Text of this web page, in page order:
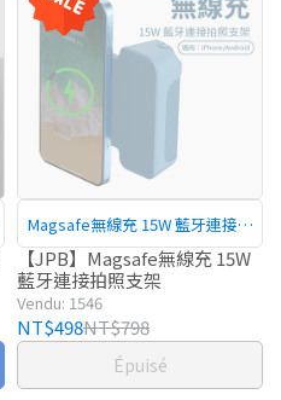
Magsafe無線充 15W 藍牙連接拍
照支架
【JPB】Magsafe無線充 15W
藍牙連接拍照支架
Vendu: 1546
NT$498NT$798
Épuisé